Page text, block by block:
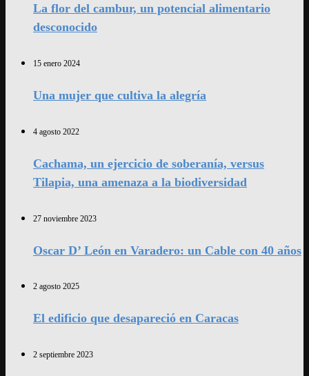
La flor del cambur, un potencial alimentario
desconocido
15 enero 2024
Una mujer que cultiva la alegría
4 agosto 2022
Cachama, un ejercicio de soberanía, versus
Tilapia, una amenaza a la biodiversidad
27 noviembre 2023
Oscar D’ León en Varadero: un Cable con 40 años
2 agosto 2025
El edificio que desapareció en Caracas
2 septiembre 2023